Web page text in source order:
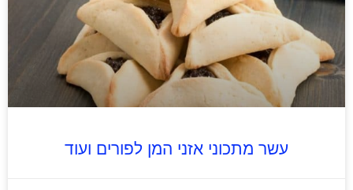
עשר מתכוני אזני המן לפורים ועוד